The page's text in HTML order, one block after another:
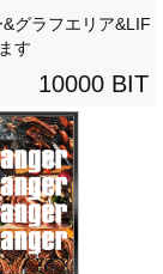
グラフエリア&LIF
す
10000 BIT